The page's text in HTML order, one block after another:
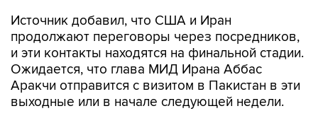
Источник добавил, что США и Иран
продолжают переговоры через посредников,
и эти контакты находятся на финальной стадии.
Ожидается, что глава МИД Ирана Аббас
Аракчи отправится с визитом в Пакистан в эти
выходные или в начале следующей недели.